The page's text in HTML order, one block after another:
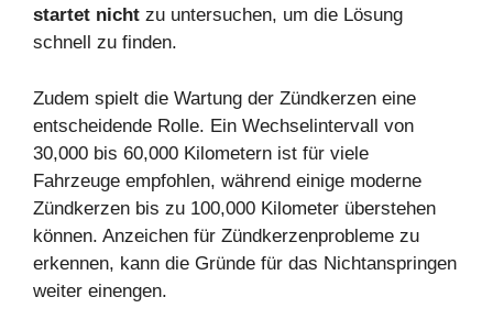
startet nicht zu untersuchen, um die Lösung
schnell zu finden.
Zudem spielt die Wartung der Zündkerzen eine
entscheidende Rolle. Ein Wechselintervall von
30,000 bis 60,000 Kilometern ist für viele
Fahrzeuge empfohlen, während einige moderne
Zündkerzen bis zu 100,000 Kilometer überstehen
können. Anzeichen für Zündkerzenprobleme zu
erkennen, kann die Gründe für das Nichtanspringen
weiter einengen.